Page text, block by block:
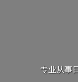
专业从事